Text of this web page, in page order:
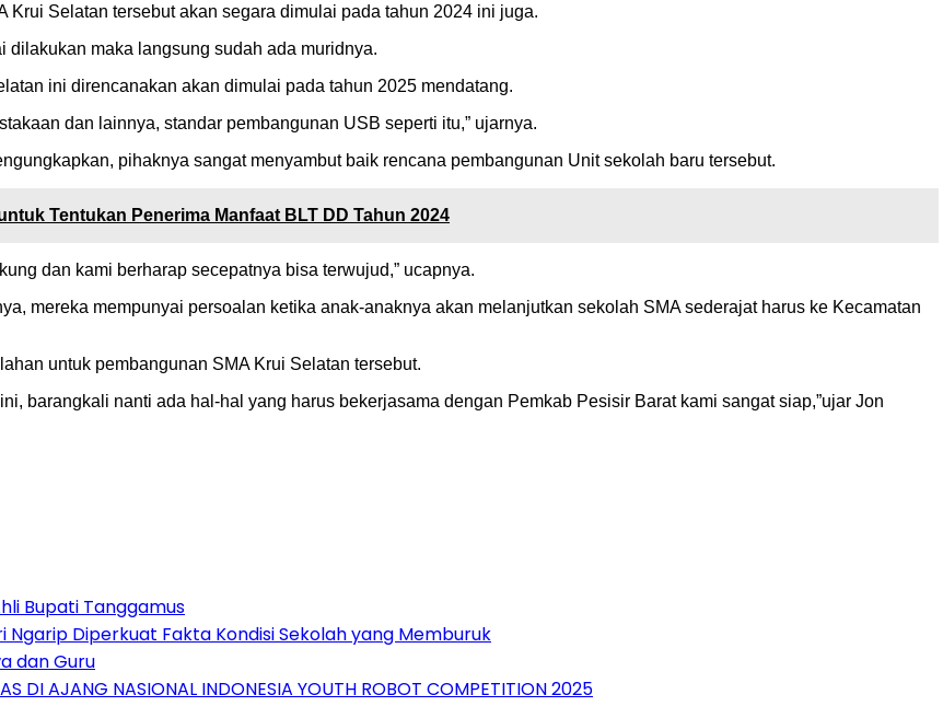
Selatan tersebut akan segara dimulai pada tahun 2024 ini juga.
maka langsung sudah ada muridnya.
ini direncanakan akan dimulai pada tahun 2025 mendatang.
dan lainnya, standar pembangunan USB seperti itu,” ujarnya.
pihaknya sangat menyambut baik rencana pembangunan Unit sekolah baru tersebut.
Tentukan Penerima Manfaat BLT DD Tahun 2024
dan kami berharap secepatnya bisa terwujud,” ucapnya.
mereka mempunyai persoalan ketika anak-anaknya akan melanjutkan sekolah SMA sederajat harus ke Kecamatan
untuk pembangunan SMA Krui Selatan tersebut.
barangkali nanti ada hal-hal yang harus bekerjasama dengan Pemkab Pesisir Barat kami sangat siap,”ujar Jon
Bupati Tanggamus
Ngarip Diperkuat Fakta Kondisi Sekolah yang Memburuk
dan Guru
DI AJANG NASIONAL INDONESIA YOUTH ROBOT COMPETITION 2025